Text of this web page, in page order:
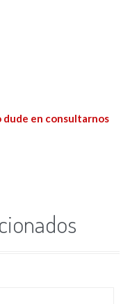
dude en consultarnos